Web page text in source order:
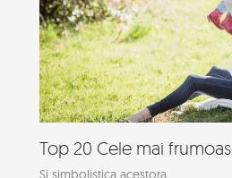
Top 20 Cele mai
Si simbolistica acestora.